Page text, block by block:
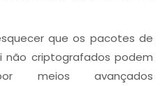
que os pacotes de
não criptografados podem
meios avançados